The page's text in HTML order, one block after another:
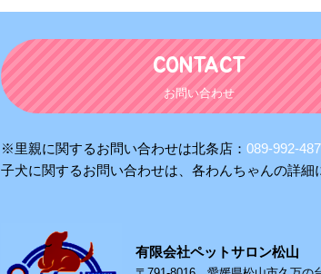
CONTACT
お問い合わせ
※里親に関するお問い合わせは北条店： 089-992-
子犬に関するお問い合わせは、各わんちゃんの詳細
有限会社ペットサロン松山